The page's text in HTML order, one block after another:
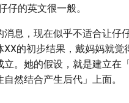
仔的英文很一般。
消息，现在似乎不适合让仔
XX的初步结果，戴妈妈就觉
立。她的假设，就是建立在
然结合产生后代」上面。